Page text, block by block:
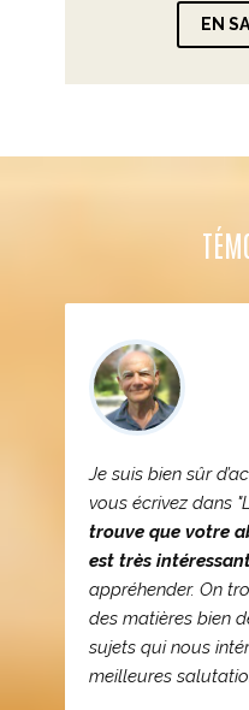
EN
Je suis bien sûr
vous écrivez dans
trouve que votre
est très
appréhender. On
des matières bien
sujets qui nous
meilleures